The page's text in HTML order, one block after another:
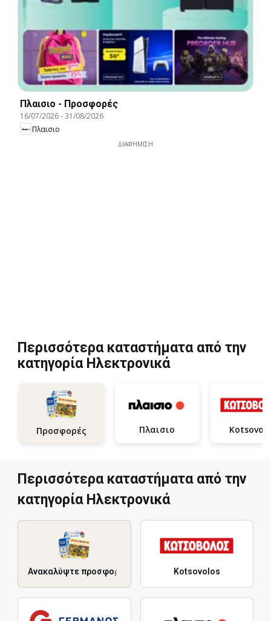
Πλαισιο - Προσφορές
16/07/2026-31/08/2026
Πλαισιο
ΔΙΑΦΉΜΙΣΗ
Περισσότερα καταστήματα από την
κατηγορία Hλεκτρονικά
Προσφορές Πλαισιο
Περισσότερα καταστήματα από την
κατηγορία Hλεκτρονικά
Ανακαλύψτε προσφορές Kotsovolos